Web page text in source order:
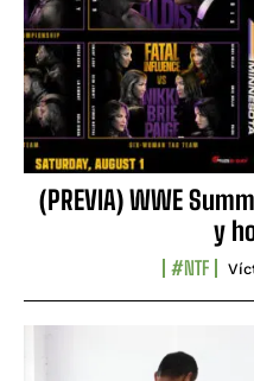
(PREVIA) WWE
y
#NTF